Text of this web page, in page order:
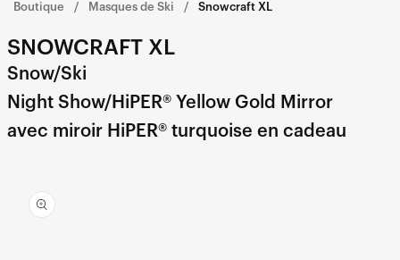
Boutique Masques de Ski Snowcraft XL
SNOWCRAFT XL
Snow/Ski
Night Show/HiPER® Yellow Gold Mirror
avec miroir HiPER® turquoise en cadeau
informations
sur le